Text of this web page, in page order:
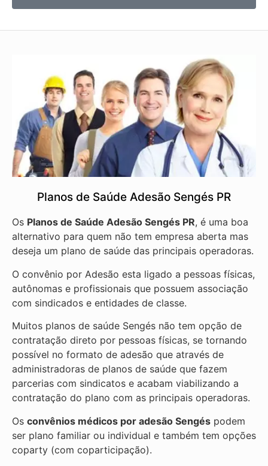
Planos de Saúde Adesão Sengés PR
Os Planos de Saúde Adesão Sengés PR, é uma boa
alternativo para quem não tem empresa aberta mas
deseja um plano de saúde das principais operadoras.
O convênio por Adesão esta ligado a pessoas físicas,
autônomas e profissionais que possuem associação
com sindicados e entidades de classe.
Muitos planos de saúde Sengés não tem opção de
contratação direto por pessoas físicas, se tornando
possível no formato de adesão que através de
administradoras de planos de saúde que fazem
parcerias com sindicatos e acabam viabilizando a
contratação do plano com as principais operadoras.
Os convênios médicos por adesão Sengés podem
ser plano familiar ou individual e também tem opções
coparty (com coparticipação).